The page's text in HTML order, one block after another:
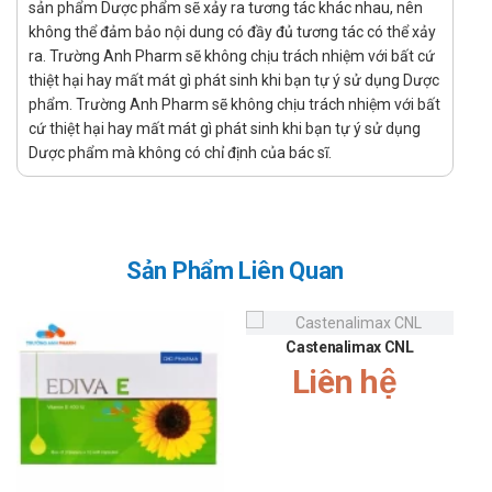
Tuỳ vào đối tượng, độ tuổi, tình trạng bệnh mà có thời gian
điều trị khác nhau. Tham khảo bác sĩ về thời gian điều trị.
Không sử dụng trong trường hợp nào?
Không sử dụng với người bị mẫn cảm với bất cứ thành
phần nào có trong sản phẩm.
Cảnh báo và thận trọng trong quá trình
Để xa tầm tay của trẻ em.
thay thế thuốc chữa bệnh.
Tác dụng không mong muốn có thể gặp
phải khi dùng Ceretonic
Chưa ghi nhận tác dụng phụ
Thông tin với bác sĩ các triệu chứng không mong muốn khi
sản phẩm Dược phẩm sẽ xảy ra tương tác khác nhau, nên
không thể đảm bảo nội dung có đầy đủ tương tác có thể xảy
ra. Trường Anh Pharm sẽ không chịu trách nhiệm với bất cứ
thiệt hại hay mất mát gì phát sinh khi bạn tự ý sử dụng Dược
phẩm. Trường Anh Pharm sẽ không chịu trách nhiệm với bất
cứ thiệt hại hay mất mát gì phát sinh khi bạn tự ý sử dụng
Dược phẩm mà không có chỉ định của bác sĩ.
Sản Phẩm Liên Quan
Castenalimax CNL
Liên hệ